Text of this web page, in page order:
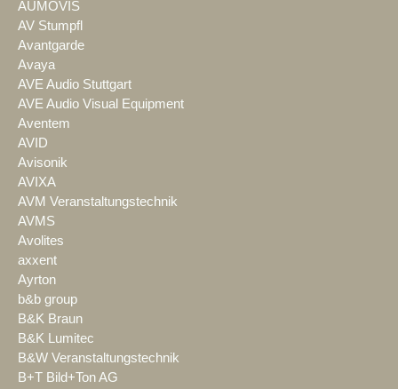
AUMOVIS
AV Stumpfl
Avantgarde
Avaya
AVE Audio Stuttgart
AVE Audio Visual Equipment
Aventem
AVID
Avisonik
AVIXA
AVM Veranstaltungstechnik
AVMS
Avolites
axxent
Ayrton
b&b group
B&K Braun
B&K Lumitec
B&W Veranstaltungstechnik
B+T Bild+Ton AG